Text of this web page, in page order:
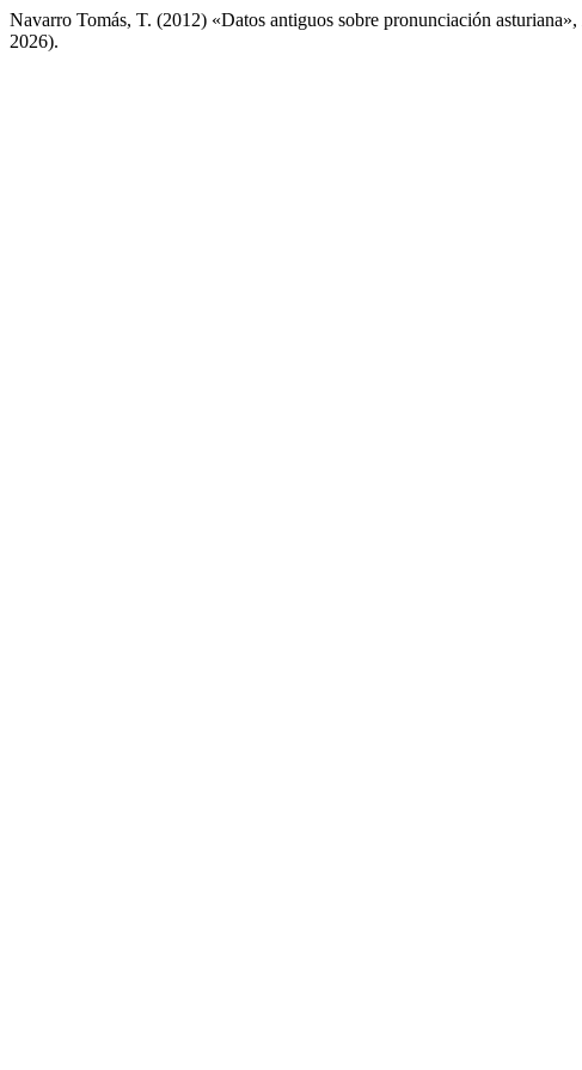
Navarro Tomás, T. (2012) «Datos antiguos sobre pronunciación asturiana»,
2026).